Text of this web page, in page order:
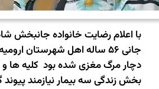
با اعلام رضایت خانواده جانبخش
جانی 56 ساله اهل شهرستان
دچار مرگ مغزی شده بود کلیه ها
بخش زندگی سه بیمار نیازمند پیوند